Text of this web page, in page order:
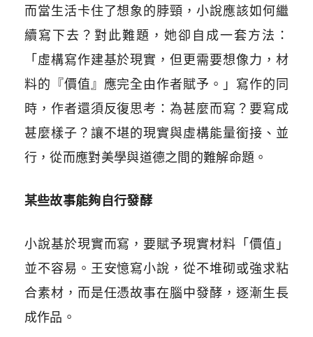
而當生活卡住了想象的脖頸，小說應該如何繼
續寫下去？對此難題，她卻自成一套方法：
「虛構寫作建基於現實，但更需要想像力，材
料的『價值』應完全由作者賦予。」寫作的同
時，作者還須反復思考：為甚麼而寫？要寫成
甚麼樣子？讓不堪的現實與虛構能量銜接、並
行，從而應對美學與道德之間的難解命題。
某些故事能夠自行發酵
小說基於現實而寫，要賦予現實材料「價值」
並不容易。王安憶寫小說，從不堆砌或強求粘
合素材，而是任憑故事在腦中發酵，逐漸生長
成作品。